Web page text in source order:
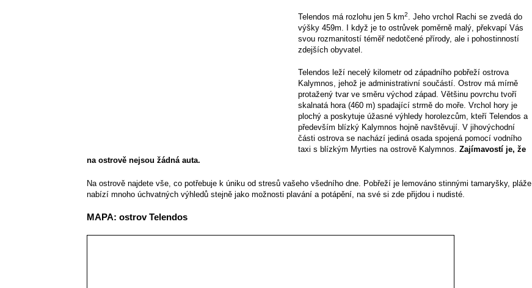
Telendos má rozlohu jen 5 km2
. Jeho vrchol Rachi se zvedá do
výšky 459m. I když je to ostrůvek poměrně malý, překvapí Vás
svou rozmanitostí téměř nedotčené přírody, ale i pohostinností
zdejších obyvatel.
Telendos leží necelý kilometr od západního pobřeží ostrova
Kalymnos, jehož je administrativní součástí. Ostrov má mírně
protažený tvar ve směru východ západ. Většinu povrchu tvoří
skalnatá hora (460 m) spadající strmě do moře. Vrchol hory je
plochý a poskytuje úžasné výhledy horolezcům, kteří Telendos a
především blízký Kalymnos hojně navštěvují. V jihovýchodní
části ostrova se nachází jediná osada spojená pomocí vodního
taxi s blízkým Myrties na ostrově Kalymnos. Zajímavostí je, že
na ostrově nejsou žádná auta.
Na ostrově najdete vše, co potřebuje k úniku od stresů vašeho všedního dne. Pobřeží je lemováno stinnými tamaryšky, pláže
nabízí mnoho úchvatných výhledů stejně jako možnosti plavání a potápění, na své si zde přijdou i nudisté.
MAPA: ostrov Telendos